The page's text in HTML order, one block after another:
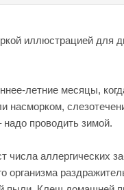
иллюстрацией для
летние месяцы,
насморком,
проводить зимой.
аллергических
организма